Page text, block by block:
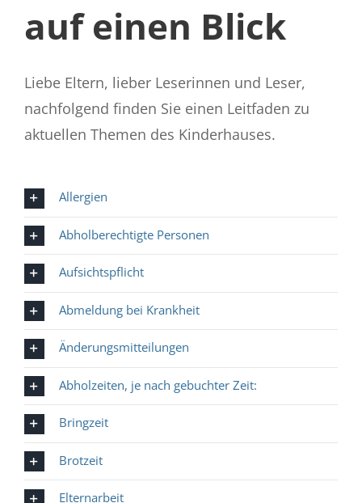
auf einen Blick
Liebe Eltern, lieber Leserinnen und Leser,
nachfolgend finden Sie einen Leitfaden zu
aktuellen Themen des Kinderhauses.
Allergien
Abholberechtigte Personen
Aufsichtspflicht
Abmeldung bei Krankheit
Änderungsmitteilungen
Abholzeiten, je nach gebuchter Zeit:
Bringzeit
Brotzeit
Elternarbeit